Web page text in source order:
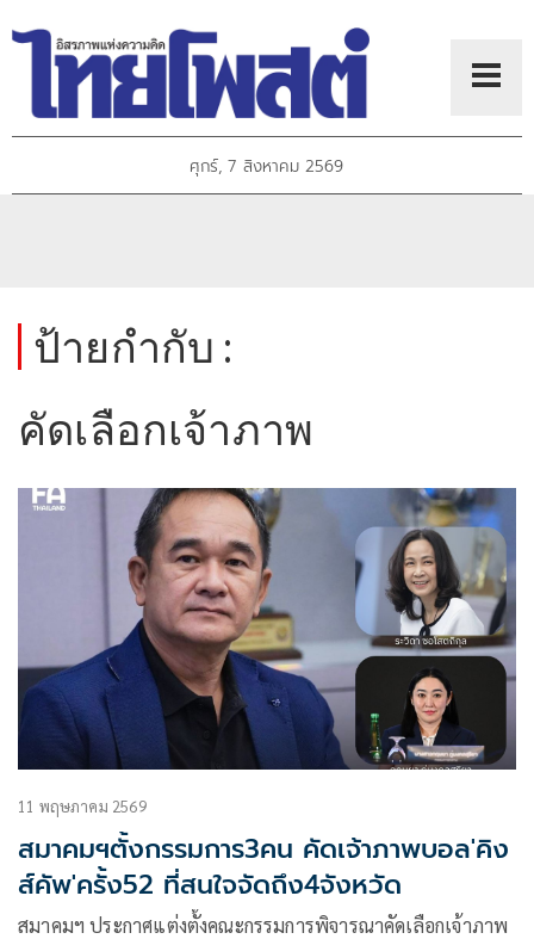
ศุกร์, 7 สิงหาคม 2569
ป้ายกำกับ :
คัดเลือกเจ้าภาพ
11 พฤษภาคม 2569
สมาคมฯตั้งกรรมการ3คน คัดเจ้าภาพบอล'คิง
ส์คัพ'ครั้ง52 ที่สนใจจัดถึง4จังหวัด
สมาคมฯ ประกาศแต่งตั้งคณะกรรมการพิจารณาคัดเลือกเจ้าภาพ